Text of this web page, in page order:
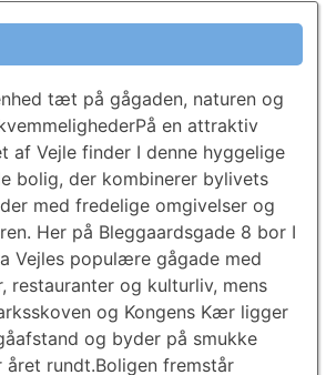
tæt på gågaden, naturen og
en attraktiv
af Vejle finder I denne hyggelige
bolig, der kombinerer bylivets
med fredelige omgivelser og
Her på Bleggaardsgade 8 bor I
Vejles populære gågade med
restauranter og kulturliv, mens
og Kongens Kær ligger
og byder på smukke
året rundt.Boligen fremstår